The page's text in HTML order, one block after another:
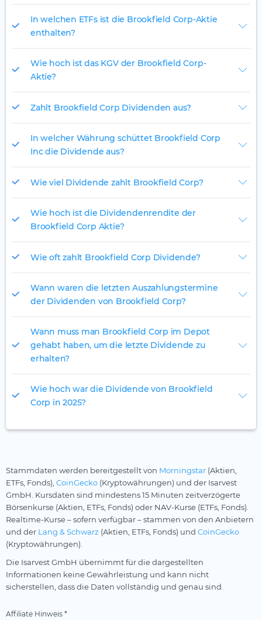
In welchen ETFs ist die Brookfield Corp-Aktie
enthalten?
Wie hoch ist das KGV der Brookfield Corp-
Aktie?
Zahlt Brookfield Corp Dividenden aus?
In welcher Währung schüttet Brookfield Corp
Inc die Dividende aus?
Wie viel Dividende zahlt Brookfield Corp?
Wie hoch ist die Dividendenrendite der
Brookfield Corp Aktie?
Wie oft zahlt Brookfield Corp Dividende?
Wann waren die letzten Auszahlungstermine
der Dividenden von Brookfield Corp?
Wann muss man Brookfield Corp im Depot
gehabt haben, um die letzte Dividende zu
erhalten?
Wie hoch war die Dividende von Brookfield
Corp in 2025?
Stammdaten werden bereitgestellt von Morningstar (Aktien,
ETFs, Fonds), CoinGecko (Kryptowährungen) und der Isarvest
GmbH. Kursdaten sind mindestens 15 Minuten zeitverzögerte
Börsenkurse (Aktien, ETFs, Fonds) oder NAV-Kurse (ETFs, Fonds).
Realtime-Kurse – sofern verfügbar – stammen von den Anbietern
und der Lang & Schwarz (Aktien, ETFs, Fonds) und CoinGecko
(Kryptowährungen).
Die Isarvest GmbH übernimmt für die dargestellten
Informationen keine Gewährleistung und kann nicht
sicherstellen, dass die Daten vollständig und genau sind.
Affiliate Hinweis *